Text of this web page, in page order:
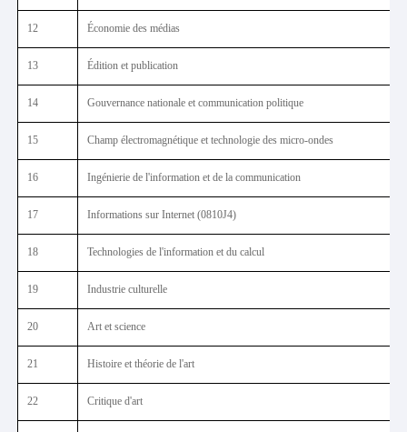
12 Économie des médias
13 Édition et publication
14 Gouvernance nationale et communication politique
15 Champ électromagnétique et technologie des micro-ondes
16 Ingénierie de l'information et de la communication
17 Informations sur Internet (0810J4)
18 Technologies de l'information et du calcul
19 Industrie culturelle
20 Art et science
21 Histoire et théorie de l'art
22 Critique d'art